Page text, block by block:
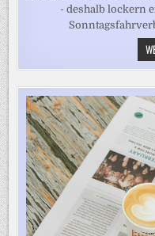
- deshalb lockern